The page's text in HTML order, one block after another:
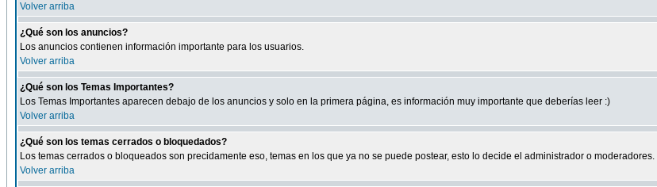
Volver arriba
¿Qué son los anuncios?
Los anuncios contienen información importante para los usuarios.
Volver arriba
¿Qué son los Temas Importantes?
Los Temas Importantes aparecen debajo de los anuncios y solo en la primera página, es información muy importante que deberías leer :)
Volver arriba
¿Qué son los temas cerrados o bloquedados?
Los temas cerrados o bloqueados son precidamente eso, temas en los que ya no se puede postear, esto lo decide el administrador o moderadores.
Volver arriba